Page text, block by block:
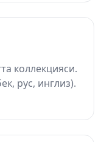
коллекцияси.
рус, инглиз).